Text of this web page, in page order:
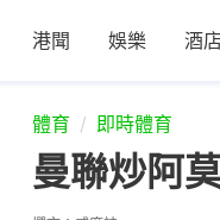
港聞 娛樂 酒
體育 即時體育
曼聯炒阿